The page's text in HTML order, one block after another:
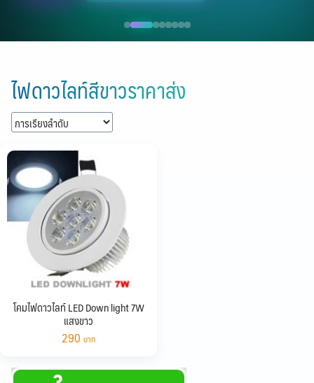
content
ไฟดาวไลท์สีขาวราคาส่ง
โคมไฟดาวไลท์ LED Down light 7W
แสงขาว
290